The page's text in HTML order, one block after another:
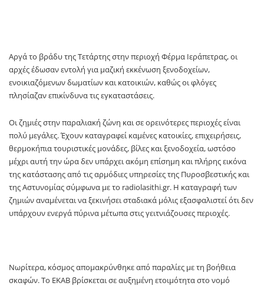
Αργά το βράδυ της Τετάρτης στην περιοχή Φέρμα Ιεράπετρας, οι
αρχές έδωσαν εντολή για μαζική εκκένωση ξενοδοχείων,
ενοικιαζόμενων δωματίων και κατοικιών, καθώς οι φλόγες
πλησίαζαν επικίνδυνα τις εγκαταστάσεις.
Οι ζημιές στην παραλιακή ζώνη και σε ορεινότερες περιοχές είναι
πολύ μεγάλες. Έχουν καταγραφεί καμένες κατοικίες, επιχειρήσεις,
θερμοκήπια τουριστικές μονάδες, βίλες και ξενοδοχεία, ωστόσο
μέχρι αυτή την ώρα δεν υπάρχει ακόμη επίσημη και πλήρης εικόνα
της κατάστασης από τις αρμόδιες υπηρεσίες της Πυροσβεστικής και
της Αστυνομίας σύμφωνα με το radiolasithi.gr. Η καταγραφή των
ζημιών αναμένεται να ξεκινήσει σταδιακά μόλις εξασφαλιστεί ότι δεν
υπάρχουν ενεργά πύρινα μέτωπα στις γειτνιάζουσες περιοχές.
Νωρίτερα, κόσμος απομακρύνθηκε από παραλίες με τη βοήθεια
σκαφών. Το ΕΚΑΒ βρίσκεται σε αυξημένη ετοιμότητα στο νομό